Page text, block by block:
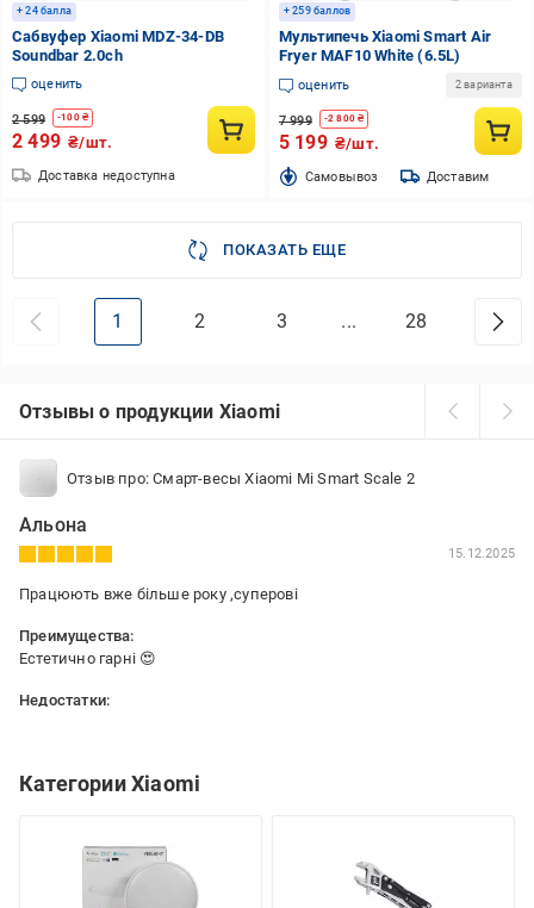
+ 24 балла
Сабвуфер Xiaomi MDZ-34-DB
Soundbar 2.0ch
оценить
2 599 -100₴
2 499 ₴/шт.
Доставка недоступна
+ 259 баллов
Мультипечь Xiaomi Smart Air
Fryer MAF10 White (6.5L)
оценить 2 варианта
7 999 -2 800 ₴
5 199 ₴/шт.
Cамовывоз Доставим
ПОКАЗАТЬ ЕЩЕ
1 2 3 ... 28
Отзывы о продукции Xiaomi
Отзыв про: Смарт-весы Xiaomi Mi Smart Scale 2
Альона
15.12.2025
Працюють вже більше року ,суперові
Преимущества:
Естетично гарні 😍
Недостатки:
Категории Xiaomi